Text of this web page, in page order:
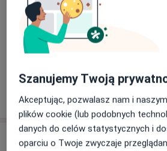
Zobacz galerię (6)
Pokaż więcej
o
Aktualności
Szanujemy Twoją
Akceptując, pozwalasz nam i
plików cookie (lub podobnych
danych do celów statystycznych i
oparciu o Twoje zwyczaje